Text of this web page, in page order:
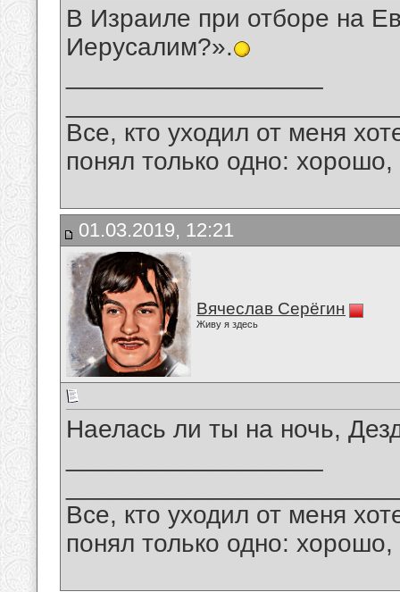
В Израиле при отборе на
Иерусалим?».
Все, кто уходил от меня
понял только одно:
01.03.2019, 12:21
Вячеслав Серёгин
Живу я здесь
Наелась ли ты на ночь,
Все, кто уходил от меня
понял только одно: